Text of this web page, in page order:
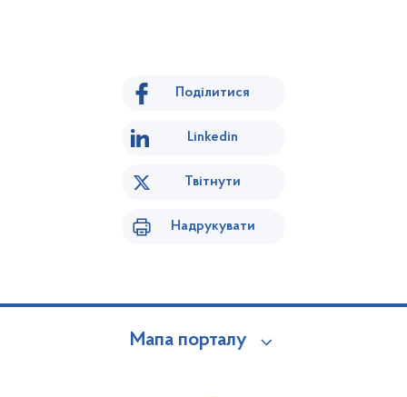
Поділитися
Linkedin
Твітнути
Надрукувати
Мапа порталу